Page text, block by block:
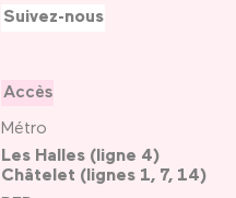
Accès
Métro
Les Halles (ligne 4)
Châtelet (lignes 1, 7, 14)
Suivez-nous